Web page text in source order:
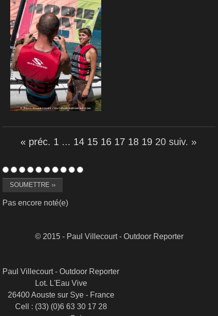
« préc. 1 ... 14 15 16 17 18 19 20 suiv. »
Pas encore noté(e)
© 2015 - Paul Villecourt - Outdoor Reporter
Paul Villecourt - Outdoor Reporter
Lot. L'Eau Vive
26400 Aouste sur Sye - France
Cell : (33) (0)6 63 30 17 28